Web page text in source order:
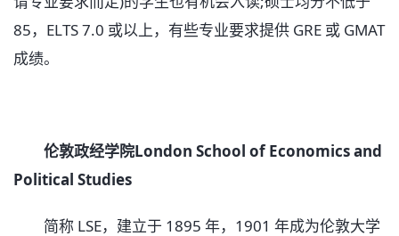
85，ELTS 7.0 或以上，有些专业要求提供 GRE 或 GMAT
成绩。
伦敦政经学院London School of Economics and
Political Studies
简称 LSE，建立于 1895 年，1901 年成为伦敦大学